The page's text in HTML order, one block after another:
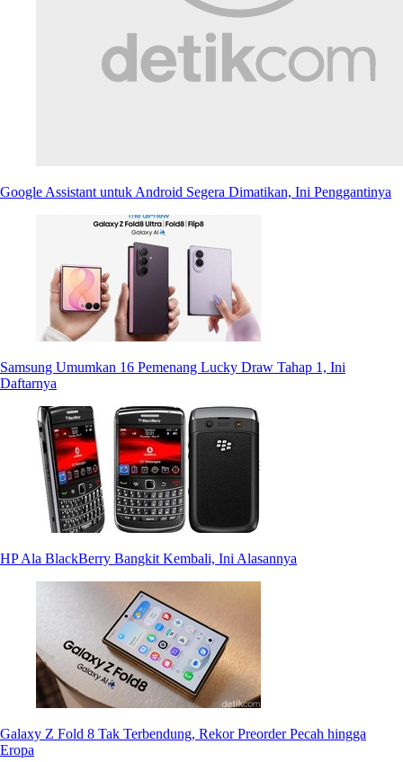
Google Assistant untuk Android Segera Dimatikan, Ini Penggantinya
Samsung Umumkan 16 Pemenang Lucky Draw Tahap 1, Ini
Daftarnya
HP Ala BlackBerry Bangkit Kembali, Ini Alasannya
Galaxy Z Fold 8 Tak Terbendung, Rekor Preorder Pecah hingga
Eropa